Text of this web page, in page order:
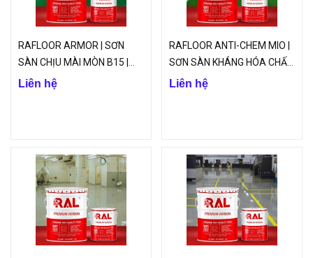
RAFLOOR ARMOR | SƠN
SÀN CHỊU MÀI MÒN B15 |
VINP
Liên hệ
RAFLOOR ANTI-CHEM MIO |
SƠN SÀN KHÁNG HÓA CHẤT
(TRUNG GIAN) B14 | VINP
Liên hệ